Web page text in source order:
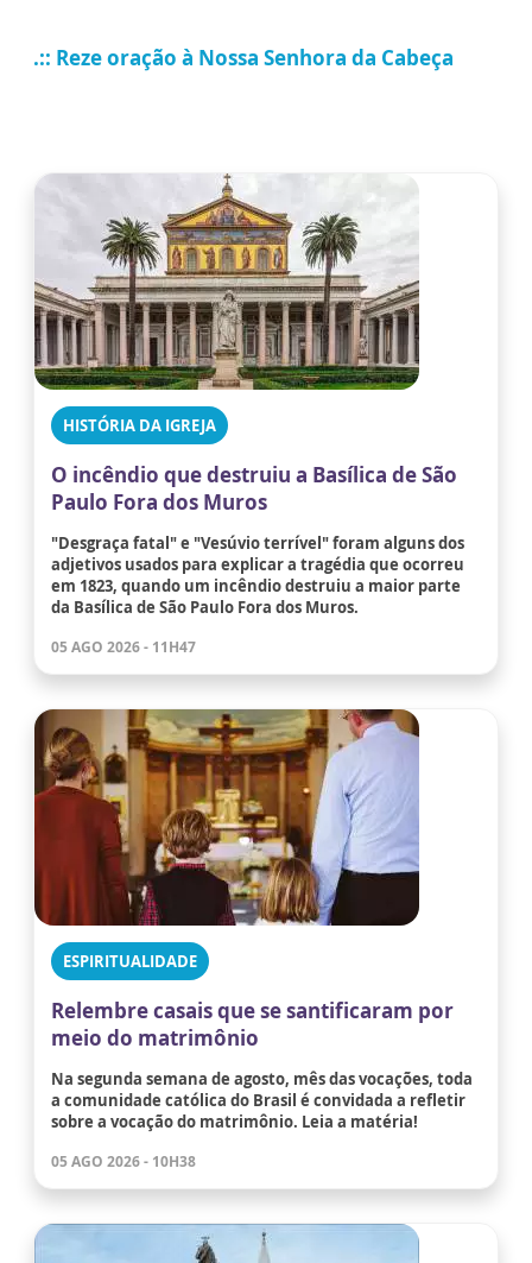
.:: Reze oração à Nossa Senhora da Cabeça
HISTÓRIA DA IGREJA
O incêndio que destruiu a Basílica de São
Paulo Fora dos Muros
"Desgraça fatal" e "Vesúvio terrível" foram alguns dos
adjetivos usados para explicar a tragédia que ocorreu
em 1823, quando um incêndio destruiu a maior parte
da Basílica de São Paulo Fora dos Muros.
05 AGO 2026 - 11H47
ESPIRITUALIDADE
Relembre casais que se santificaram por
meio do matrimônio
Na segunda semana de agosto, mês das vocações, toda
a comunidade católica do Brasil é convidada a refletir
sobre a vocação do matrimônio. Leia a matéria!
05 AGO 2026 - 10H38